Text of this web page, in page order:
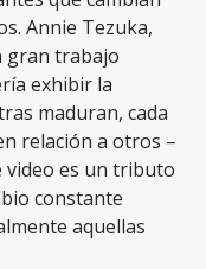
Annie Tezuka,
gran trabajo
exhibir la
maduran, cada
relación a otros –
video es un tributo
constante
aquellas